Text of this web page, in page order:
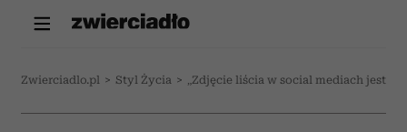
Zwierciadlo.pl > Styl Życia > „Zdjęcie liścia w social mediach jest